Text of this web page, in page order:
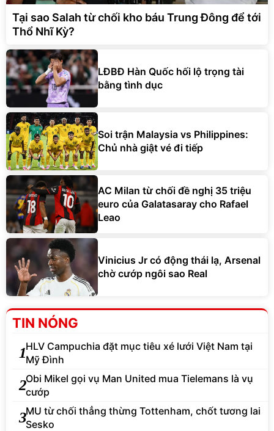
Tại sao Salah từ chối kho báu Trung Đông để tới
Thổ Nhĩ Kỳ?
LĐBĐ Hàn Quốc hối lộ trọng tài
bằng tình dục
Soi trận Malaysia vs Philippines:
Chủ nhà giật vé đi tiếp
AC Milan từ chối đề nghị 35 triệu
euro của Galatasaray cho Rafael
Leao
Vinicius Jr có động thái lạ, Arsenal
chờ cướp ngôi sao Real
TIN NÓNG
1HLV Campuchia đặt mục tiêu xé lưới Việt Nam tại
Mỹ Đình
2Obi Mikel gọi vụ Man United mua Tielemans là vụ
cướp
3MU từ chối thẳng thừng Tottenham, chốt tương lai
Sesko